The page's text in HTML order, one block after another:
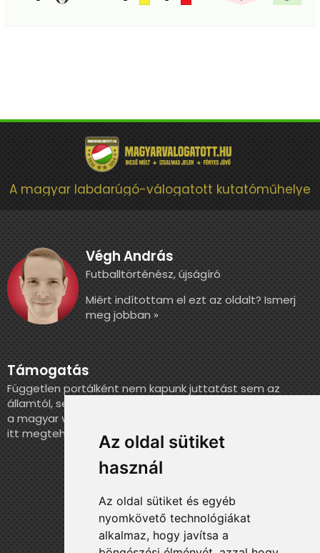
Az oldal sütiket
használ
Az oldal sütiket és egyéb
nyomkövető technológiákat
alkalmaz, hogy javítsa a
A magyar labdarúgó-válogatott kutatóműhelye
Végh András
Futballtörténész, újságíró
Miért indítottam el ezt az oldalt? Ismerj
meg jobban »
Támogatás
Független portálként nem kapunk juttatást sem az
államtól, sem más szervezettől. Ha szeretnél segíteni
a magyar válogatott történelmének feldolgozásában,
itt megteheted.